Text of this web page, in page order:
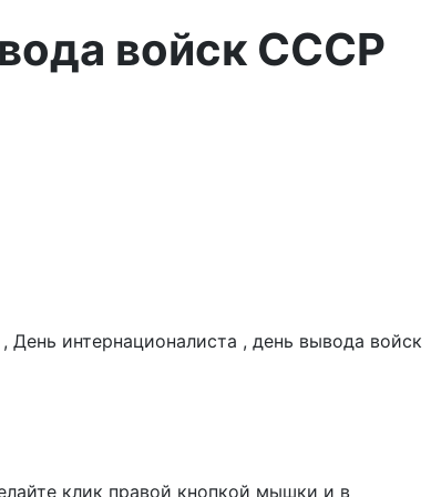
войск СССР
интернационалиста , день вывода войск
клик правой кнопкой мышки и в